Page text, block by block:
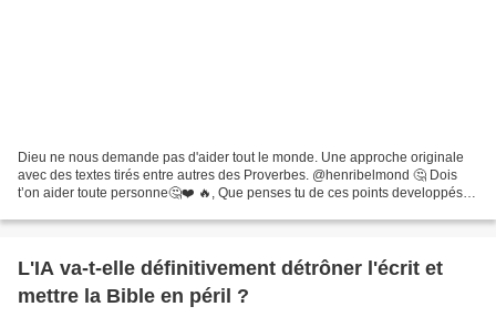
Dieu ne nous demande pas d'aider tout le monde. Une approche originale
avec des textes tirés entre autres des Proverbes. @henribelmond 🤔 Dois
t’on aider toute personne🤔❤️ 🔥, Que penses tu de ces points developpés
L'IA va-t-elle définitivement détrôner l'écrit et
mettre la Bible en péril ?